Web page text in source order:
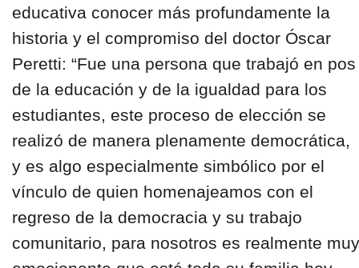
educativa conocer más profundamente la
historia y el compromiso del doctor Óscar
Peretti: “Fue una persona que trabajó en pos
de la educación y de la igualdad para los
estudiantes, este proceso de elección se
realizó de manera plenamente democrática,
y es algo especialmente simbólico por el
vínculo de quien homenajeamos con el
regreso de la democracia y su trabajo
comunitario, para nosotros es realmente muy